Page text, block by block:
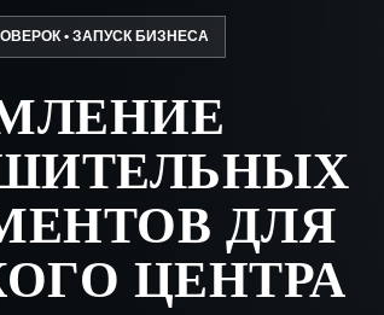
• ЗАПУСК БИЗНЕСА
ДЛЯ
ЦЕНТРА